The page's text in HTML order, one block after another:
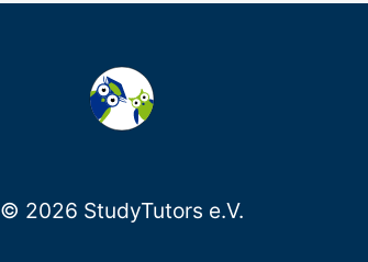
© 2026 StudyTutors e.V.